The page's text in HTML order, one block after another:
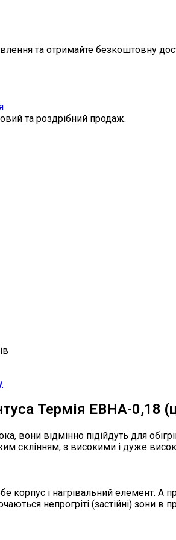
та отримайте безкоштовну
та роздрібний продаж.
Термія ЕВНА-0,18
вони відмінно підійдуть для
склінням, з високими і дуже
корпус і нагрівальний елемент.
непрогріті (застійні) зони в